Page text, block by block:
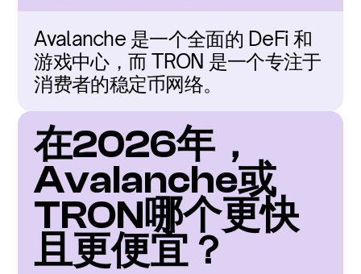
Avalanche 是一个全面的 DeFi 和
游戏中心，而 TRON 是一个专注于
消费者的稳定币网络。
在2026年，
Avalanche或
TRON哪个更快
且更便宜？